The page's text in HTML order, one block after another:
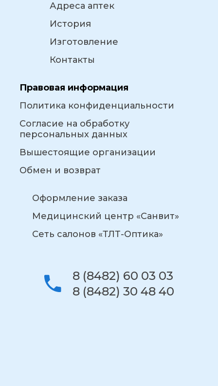
Адреса аптек
История
Изготовление
Контакты
Правовая информация
Политика конфиденциальности
Согласие на обработку
персональных данных
Вышестоящие организации
Обмен и возврат
Оформление заказа
Медицинский центр «Санвит»
Сеть салонов «ТЛТ-Оптика»
8 (8482) 60 03 03
8 (8482) 30 48 40